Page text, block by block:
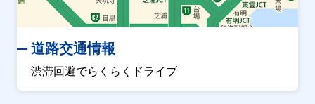
道路交通情報
渋滞回避でらくらくドライブ